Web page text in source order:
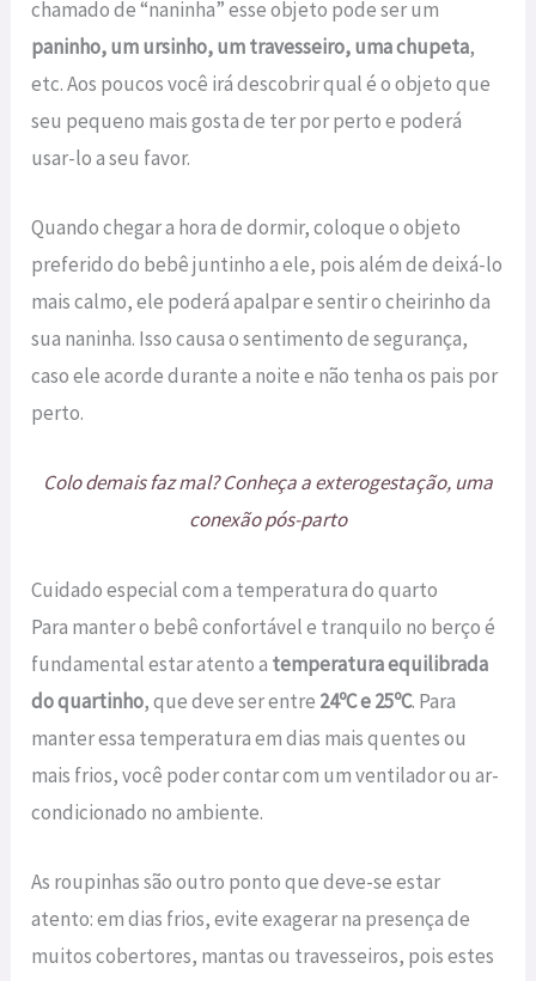
chamado de “naninha” esse objeto pode ser um
paninho, um ursinho, um travesseiro, uma chupeta,
etc. Aos poucos você irá descobrir qual é o objeto que
seu pequeno mais gosta de ter por perto e poderá
usar-lo a seu favor.
Quando chegar a hora de dormir, coloque o objeto
preferido do bebê juntinho a ele, pois além de deixá-lo
mais calmo, ele poderá apalpar e sentir o cheirinho da
sua naninha. Isso causa o sentimento de segurança,
caso ele acorde durante a noite e não tenha os pais por
perto.
Colo demais faz mal? Conheça a exterogestação, uma
conexão pós-parto
Cuidado especial com a temperatura do quarto
Para manter o bebê confortável e tranquilo no berço é
fundamental estar atento a temperatura equilibrada
do quartinho, que deve ser entre 24ºC e 25ºC. Para
manter essa temperatura em dias mais quentes ou
mais frios, você poder contar com um ventilador ou ar-
condicionado no ambiente.
As roupinhas são outro ponto que deve-se estar
atento: em dias frios, evite exagerar na presença de
muitos cobertores, mantas ou travesseiros, pois estes